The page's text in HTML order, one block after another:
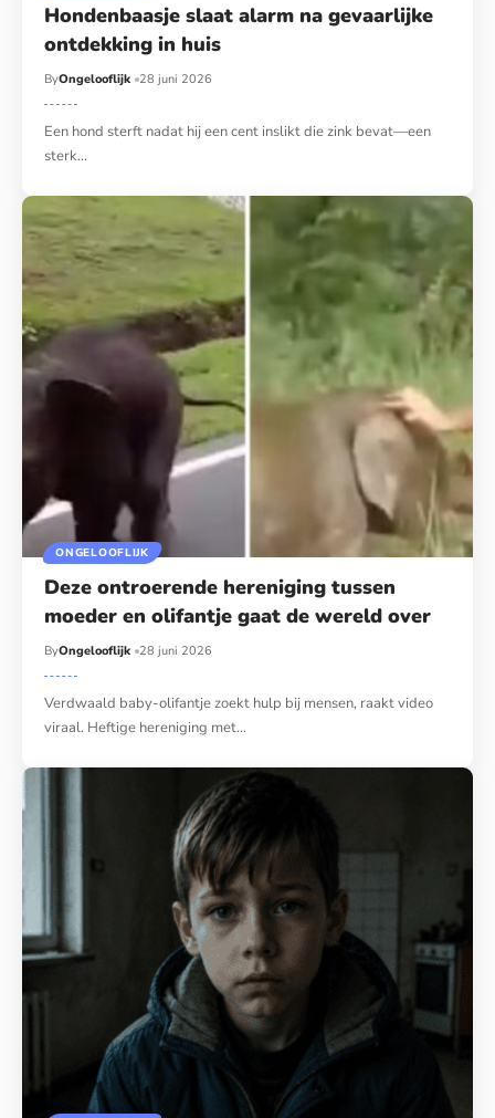
Hondenbaasje slaat alarm na gevaarlijke
ontdekking in huis
ByOngelooflijk 28 juni 2026
Een hond sterft nadat hij een cent inslikt die zink bevat—een
sterk…
ONGELOOFLIJK
Deze ontroerende hereniging tussen
moeder en olifantje gaat de wereld over
ByOngelooflijk 28 juni 2026
Verdwaald baby-olifantje zoekt hulp bij mensen, raakt video
viraal. Heftige hereniging met…